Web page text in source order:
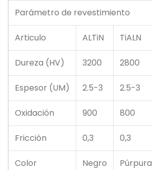
Parámetro de revestimiento
Articulo ALTiN TiALN
Dureza (HV) 3200 2800
Espesor (UM) 2.5-3 2.5-3
Oxidación 900 800
Fricción 0,3 0,3
Color Negro Púrpura